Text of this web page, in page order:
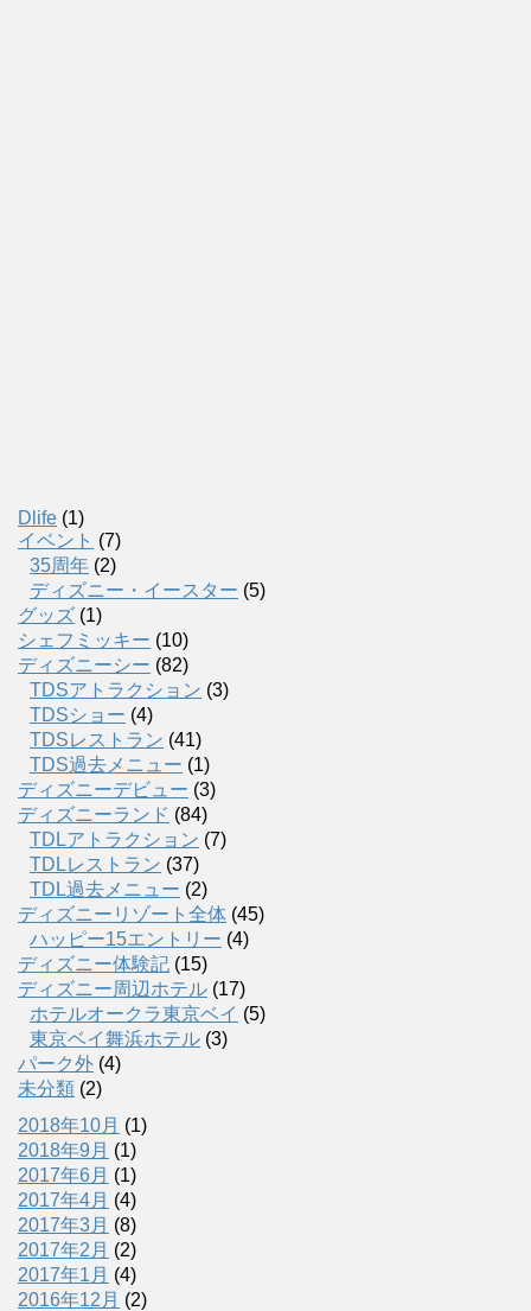
Dlife (1)
イベント (7)
35周年 (2)
ディズニー・イースター (5)
グッズ (1)
シェフミッキー (10)
ディズニーシー (82)
TDSアトラクション (3)
TDSショー (4)
TDSレストラン (41)
TDS過去メニュー (1)
ディズニーデビュー (3)
ディズニーランド (84)
TDLアトラクション (7)
TDLレストラン (37)
TDL過去メニュー (2)
ディズニーリゾート全体 (45)
ハッピー15エントリー (4)
ディズニー体験記 (15)
ディズニー周辺ホテル (17)
ホテルオークラ東京ベイ (5)
東京ベイ舞浜ホテル (3)
パーク外 (4)
未分類 (2)
2018年10月 (1)
2018年9月 (1)
2017年6月 (1)
2017年4月 (4)
2017年3月 (8)
2017年2月 (2)
2017年1月 (4)
2016年12月 (2)